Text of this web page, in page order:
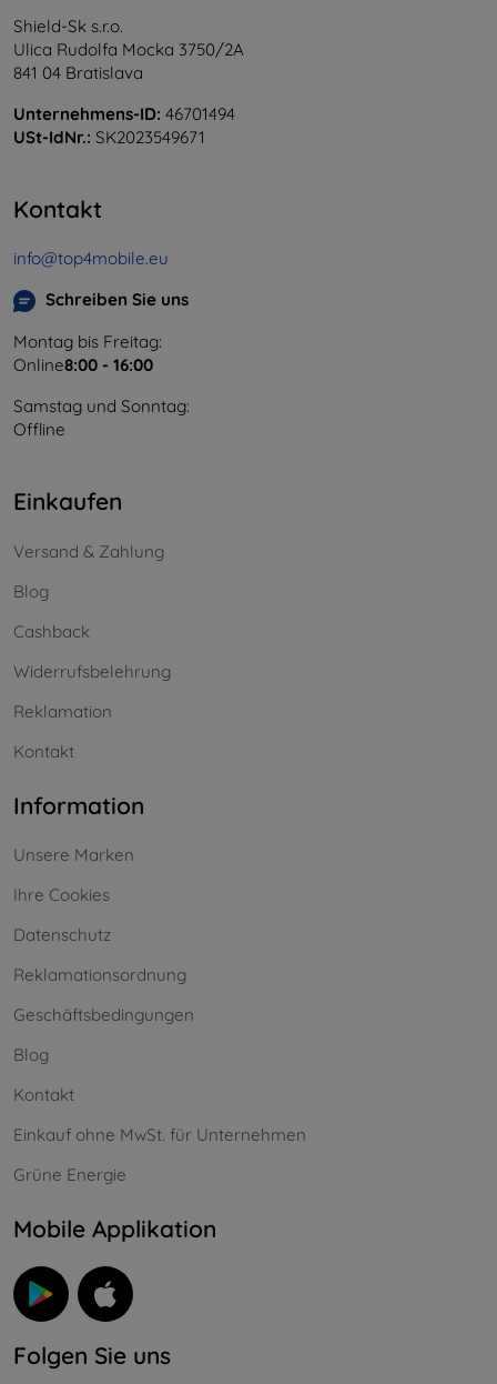
Shield-Sk s.r.o.
Ulica Rudolfa Mocka 3750/2A
841 04 Bratislava
Unternehmens-ID: 46701494
USt-IdNr.: SK2023549671
Kontakt
info@top4mobile.eu
Schreiben Sie uns
Montag bis Freitag:
Online8:00 - 16:00
Samstag und Sonntag:
Offline
Einkaufen
Versand & Zahlung
Blog
Cashback
Widerrufsbelehrung
Reklamation
Kontakt
Information
Unsere Marken
Ihre Cookies
Datenschutz
Reklamationsordnung
Geschäftsbedingungen
Blog
Kontakt
Einkauf ohne MwSt. für Unternehmen
Grüne Energie
Mobile Applikation
Folgen Sie uns